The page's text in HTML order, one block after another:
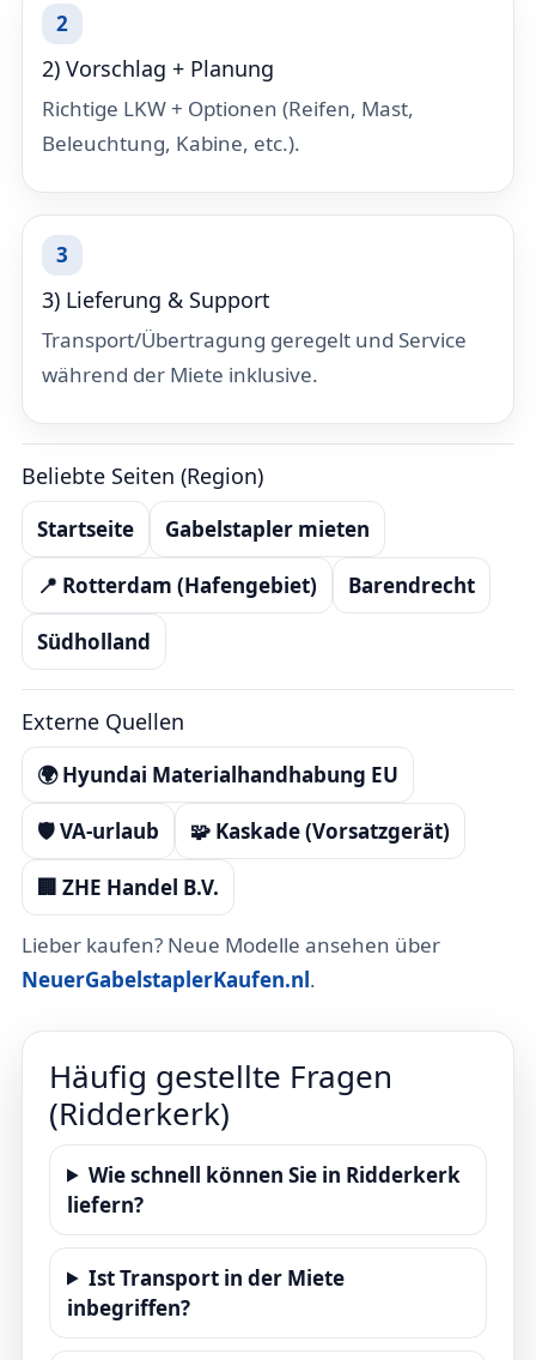
2) Vorschlag + Planung
Richtige LKW + Optionen (Reifen, Mast,
Beleuchtung, Kabine, etc.).
3) Lieferung & Support
Transport/Übertragung geregelt und Service
während der Miete inklusive.
Beliebte Seiten (Region)
Startseite Gabelstapler mieten
📍 Rotterdam (Hafengebiet) Barendrecht
Südholland
Externe Quellen
🌍 Hyundai Materialhandhabung EU
🛡️ VA-urlaub 🧩 Kaskade (Vorsatzgerät)
🏢 ZHE Handel B.V.
Lieber kaufen? Neue Modelle ansehen über
NeuerGabelstaplerKaufen.nl.
Häufig gestellte Fragen
(Ridderkerk)
Wie schnell können Sie in Ridderkerk
liefern?
Ist Transport in der Miete
inbegriffen?